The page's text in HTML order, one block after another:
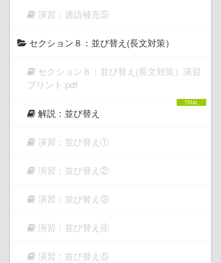
演習：適語補充⑤
セクション８：並び替え(長文対策）
セクション８：並び替え(長文対策）演習
プリント.pdf
解説：並び替え
演習：並び替え①
演習：並び替え②
演習：並び替え③
演習：並び替え④
演習：並び替え⑤